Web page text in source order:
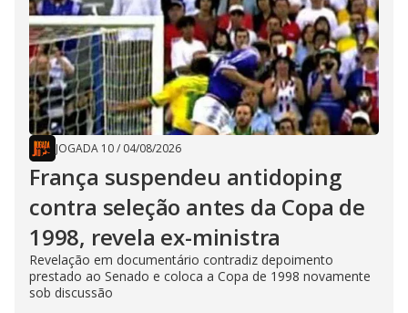
JOGADA 10/ 04/08/2026
França suspendeu antidoping
contra seleção antes da Copa de
1998, revela ex-ministra
Revelação em documentário contradiz depoimento
prestado ao Senado e coloca a Copa de 1998 novamente
sob discussão